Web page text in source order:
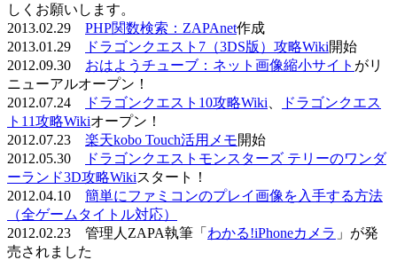
しくお願いします。
2013.02.29 PHP関数検索：ZAPAnet作成
2013.01.29
ドラゴンクエスト7（3DS版）攻略Wiki開始
2012.09.30 おはようチューブ：ネット画像縮小サイト がリ
ニューアルオープン！
2012.07.24
ドラゴンクエスト10攻略Wiki
ドラゴンクエス
ト11攻略Wikiオープン！
2012.07.23 楽天kobo Touch活用メモ開始
2012.05.30
ドラゴンクエストモンスターズ テリーのワンダ
ーランド3D攻略Wikiスタート！
2012.04.10 簡単にファミコンのプレイ画像を入手する方法
（全ゲームタイトル対応）
2012.02.23 管理人ZAPA執筆「 わかる!iPhoneカメラ 」が発
売されました